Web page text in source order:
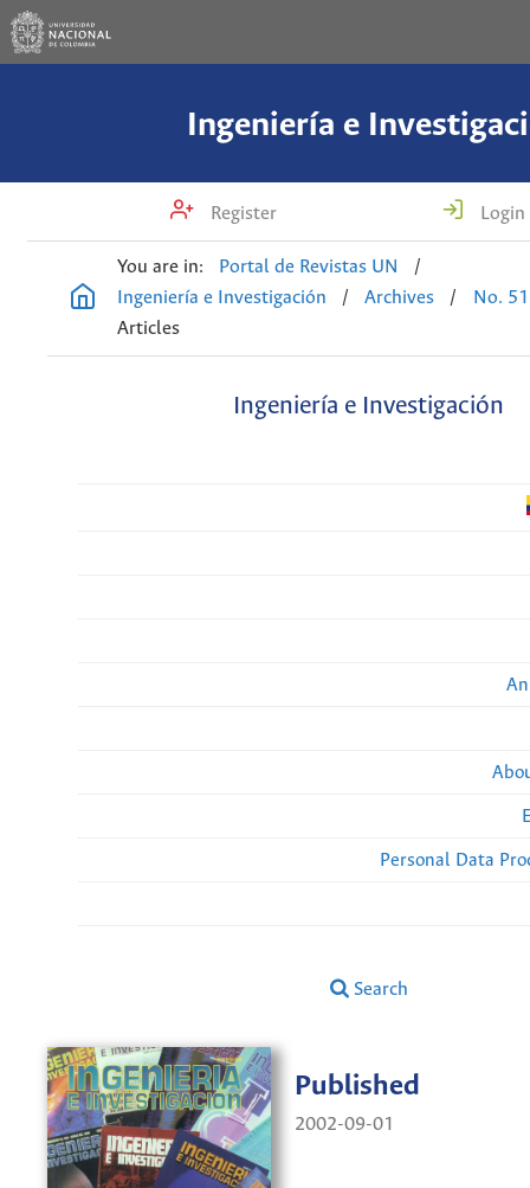
Ingeniería e
Register Login
You are in: Portal de Revistas UN
/
Ingeniería e Investigación
/ Archives /
No.
Articles
Ingeniería e Investigación
Personal Data
Search
Published
2002-09-01